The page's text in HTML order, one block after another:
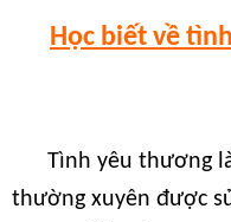
Học biết về
Tình yêu thương
thường xuyên được